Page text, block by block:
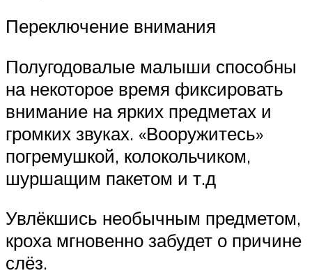
Переключение внимания
Полугодовалые малыши способны
на некоторое время фиксировать
внимание на ярких предметах и
громких звуках. «Вооружитесь»
погремушкой, колокольчиком,
шуршащим пакетом и т.д
Увлёкшись необычным предметом,
кроха мгновенно забудет о причине
слёз.